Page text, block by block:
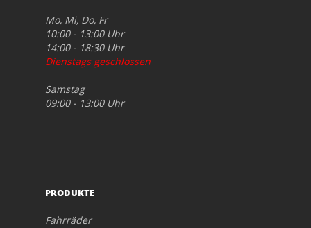
Mo, Mi, Do, Fr
10:00 - 13:00 Uhr
14:00 - 18:30 Uhr
Dienstags geschlossen
Samstag
09:00 - 13:00 Uhr
PRODUKTE
Fahrräder